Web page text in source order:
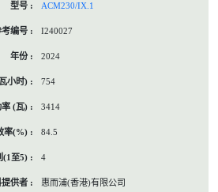
ACM230/IX.1
I240027
2024
754
3414
84.5
4
惠而浦(香港)有限公司